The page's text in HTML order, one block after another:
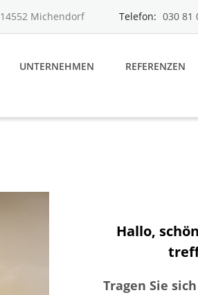
Michendorf Telefon: 030 81
UNTERNEHMEN REFERENZEN
Hallo,
Tragen Sie